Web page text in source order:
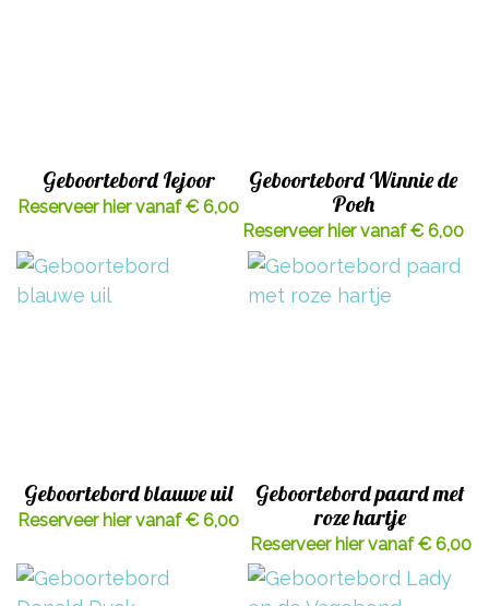
Geboortebord Iejoor
Reserveer hier vanaf € 6,00
Geboortebord Winnie de
Poeh
Reserveer hier vanaf € 6,00
Geboortebord blauwe uil
Reserveer hier vanaf € 6,00
Geboortebord paard met
roze hartje
Reserveer hier vanaf € 6,00